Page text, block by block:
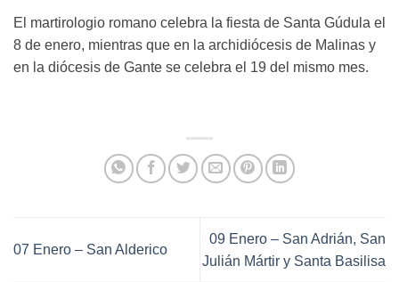
El martirologio romano celebra la fiesta de Santa Gúdula el
8 de enero, mientras que en la archidiócesis de Malinas y
en la diócesis de Gante se celebra el 19 del mismo mes.
07 Enero – San Alderico
09 Enero – San Adrián, San
Julián Mártir y Santa Basilisa